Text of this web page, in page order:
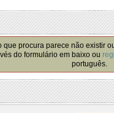
que procura parece não existir
do formulário em baixo ou
português.